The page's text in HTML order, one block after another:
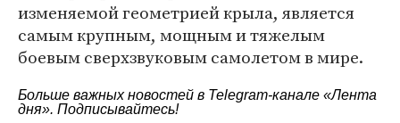
изменяемой геометрией крыла, является
самым крупным, мощным и тяжелым
боевым сверхзвуковым самолетом в мире.
Больше важных новостей в Telegram-канале «Лента
дня». Подписывайтесь!